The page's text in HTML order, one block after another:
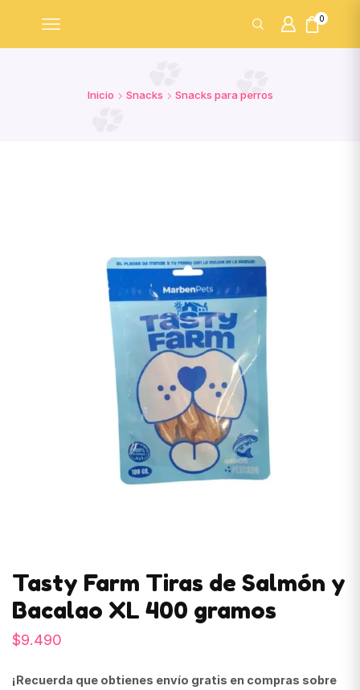
0
Inicio Snacks Snacks para perros
Tasty Farm Tiras de Salmón y
Bacalao XL 400 gramos
$9.490
¡Recuerda que obtienes envío gratis en compras sobre